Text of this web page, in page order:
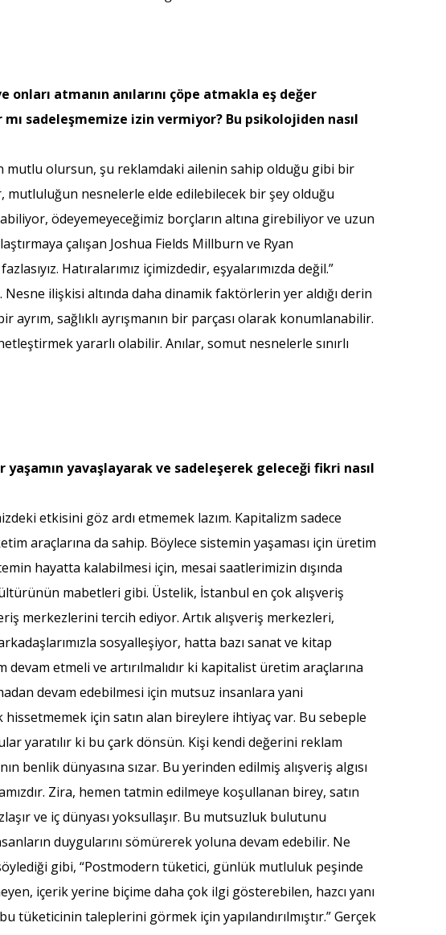
atmanın anılarını çöpe atmakla eş değer
sadeleşmemize izin vermiyor? Bu psikolojiden nasıl
mutlu olursun, şu reklamdaki ailenin sahip olduğu gibi bir
mutluluğun nesnelerle elde edilebilecek bir şey olduğu
ödeyemeyeceğimiz borçların altına girebiliyor ve uzun
çalışan Joshua Fields Millburn ve Ryan
Hatıralarımız içimizdedir, eşyalarımızda değil.”
ilişkisi altında daha dinamik faktörlerin yer aldığı derin
ayrım, sağlıklı ayrışmanın bir parçası olarak konumlanabilir.
yararlı olabilir. Anılar, somut nesnelerle sınırlı
yavaşlayarak ve sadeleşerek geleceği fikri nasıl
etkisini göz ardı etmemek lazım. Kapitalizm sadece
araçlarına da sahip. Böylece sistemin yaşaması için üretim
hayatta kalabilmesi için, mesai saatlerimizin dışında
mabetleri gibi. Üstelik, İstanbul en çok alışveriş
merkezlerini tercih ediyor. Artık alışveriş merkezleri,
sosyalleşiyor, hatta bazı sanat ve kitap
etmeli ve artırılmalıdır ki kapitalist üretim araçlarına
devam edebilmesi için mutsuz insanlara yani
için satın alan bireylere ihtiyaç var. Bu sebeple
yaratılır ki bu çark dönsün. Kişi kendi değerini reklam
dünyasına sızar. Bu yerinden edilmiş alışveriş algısı
Zira, hemen tatmin edilmeye koşullanan birey, satın
ve iç dünyası yoksullaşır. Bu mutsuzluk bulutunu
duygularını sömürerek yoluna devam edebilir. Ne
gibi, “Postmodern tüketici, günlük mutluluk peşinde
içerik yerine biçime daha çok ilgi gösterebilen, hazcı yanı
taleplerini görmek için yapılandırılmıştır.” Gerçek